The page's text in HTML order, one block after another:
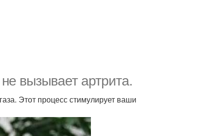
вызывает артрита.
Этот процесс стимулирует ваши